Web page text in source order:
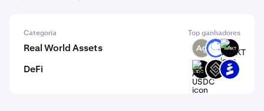
Categoria Top ganhadores
Real World Assets SLVR ANT WMKT
DeFi ARM-
USDC DECT PROS